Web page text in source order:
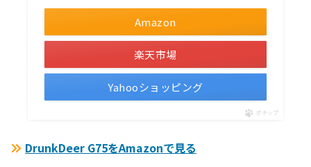
Amazon
楽天市場
Yahooショッピング
ポチップ
DrunkDeer G75をAmazonで見る